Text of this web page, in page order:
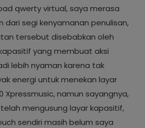
qwerty virtual, saya merasa
dari segi kenyamanan penulisan,
tersebut disebabkan oleh
yang membuat aksi
lebih nyaman karena tak
energi untuk menekan layar
Xpressmusic, namun sayangnya,
mengusung layar kapasitif,
sendiri masih belum saya